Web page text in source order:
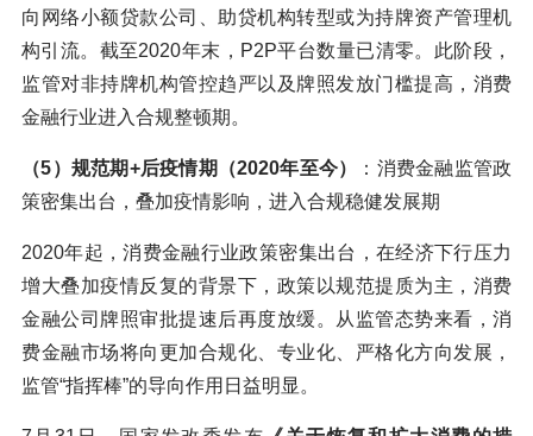
向网络小额贷款公司、助贷机构转型或为持牌资产管理机
构引流。截至2020年末，P2P平台数量已清零。此阶段，
监管对非持牌机构管控趋严以及牌照发放门槛提高，消费
金融行业进入合规整顿期。
（5）规范期+后疫情期（2020年至今）
：消费金融监管政
策密集出台，叠加疫情影响，进入合规稳健发展期
2020年起，消费金融行业政策密集出台，在经济下行压力
增大叠加疫情反复的背景下，政策以规范提质为主，消费
金融公司牌照审批提速后再度放缓。从监管态势来看，消
费金融市场将向更加合规化、专业化、严格化方向发展，
监管“指挥棒”的导向作用日益明显。